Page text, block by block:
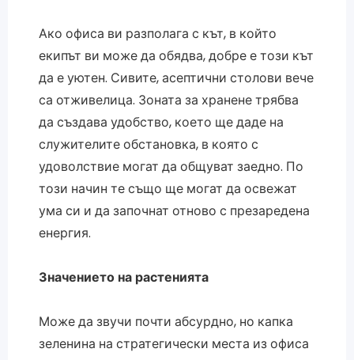
Ако офиса ви разполага с кът, в който
екипът ви може да обядва, добре е този кът
да е уютен. Сивите, асептични столови вече
са отживелица. Зоната за хранене трябва
да създава удобство, което ще даде на
служителите обстановка, в която с
удоволствие могат да общуват заедно. По
този начин те също ще могат да освежат
ума си и да започнат отново с презаредена
енергия.
Значението на растенията
Може да звучи почти абсурдно, но капка
зеленина на стратегически места из офиса